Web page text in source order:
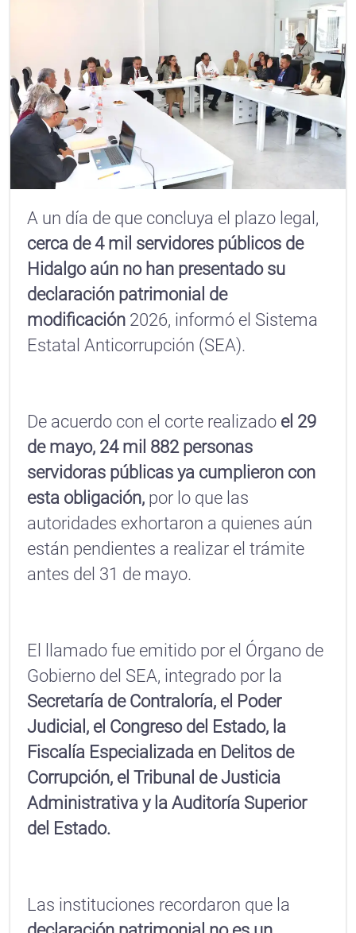
A un día de que concluya el plazo legal,
cerca de 4 mil servidores públicos de
Hidalgo aún no han presentado su
declaración patrimonial de
modificación 2026, informó el Sistema
Estatal Anticorrupción (SEA).
De acuerdo con el corte realizado el 29
de mayo, 24 mil 882 personas
servidoras públicas ya cumplieron con
esta obligación, por lo que las
autoridades exhortaron a quienes aún
están pendientes a realizar el trámite
antes del 31 de mayo.
El llamado fue emitido por el Órgano de
Gobierno del SEA, integrado por la
Secretaría de Contraloría, el Poder
Judicial, el Congreso del Estado, la
Fiscalía Especializada en Delitos de
Corrupción, el Tribunal de Justicia
Administrativa y la Auditoría Superior
del Estado.
Las instituciones recordaron que la